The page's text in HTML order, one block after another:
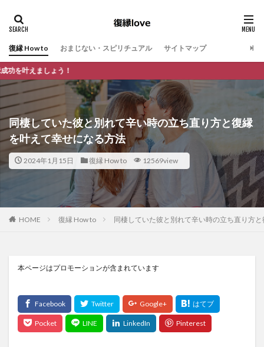
復縁 How to おまじない・スピリチュアル サイトマップ
同棲していた彼と別れて辛い時の立ち直り方と復縁
を叶えて幸せになる方法
2024年1月15日 復縁 How to 12569view
HOME 復縁 How to 同棲していた彼と別れて辛い時の立ち直り方
本ページはプロモーションが含まれています